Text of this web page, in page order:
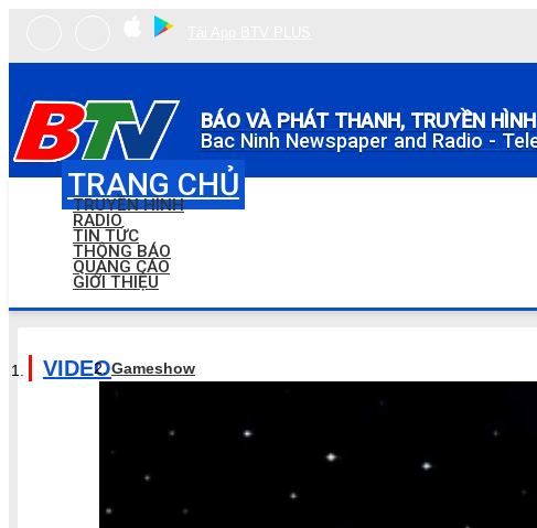
BÁO VÀ PHÁT THANH, TRUYỀN
Bac Ninh Newspaper and Radio -
TRANG CHỦ
TRUYỀN HÌNH
RADIO
TIN TỨC
THÔNG BÁO
QUẢNG CÁO
GIỚI THIỆU
VIDEOGameshow